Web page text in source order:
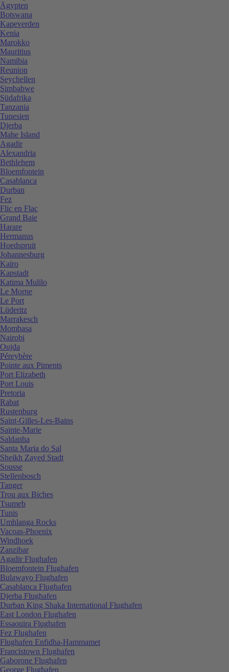
Ägypten
Botswana
Kapeverden
Kenia
Marokko
Mauritius
Namibia
Reunion
Seychellen
Simbabwe
Südafrika
Tanzania
Tunesien
Djerba
Mahe Island
Agadir
Alexandria
Bethlehem
Bloemfontein
Casablanca
Durban
Fez
Flic en Flac
Grand Baie
Harare
Hermanus
Hoedspruit
Johannesburg
Kairo
Kapstadt
Katima Mulilo
Le Morne
Le Port
Lüderitz
Marrakesch
Mombasa
Nairobi
Oujda
Péreybère
Pointe aux Piments
Port Elizabeth
Port Louis
Pretoria
Rabat
Rustenburg
Saint-Gilles-Les-Bains
Sainte-Marie
Saldanha
Santa Maria do Sal
Sheikh Zayed Stadt
Sousse
Stellenbosch
Tanger
Trou aux Biches
Tsumeb
Tunis
Umhlanga Rocks
Vacoas-Phoenix
Windhoek
Zanzibar
Agadir Flughafen
Bloemfontein Flughafen
Bulawayo Flughafen
Casablanca Flughafen
Djerba Flughafen
Durban King Shaka International Flughafen
East London Flughafen
Essaouira Flughafen
Fez Flughafen
Flughafen Enfidha-Hammamet
Francistown Flughafen
Gaborone Flughafen
George Flughafen